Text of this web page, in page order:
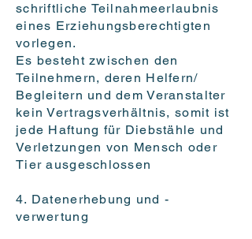
schriftliche Teilnahmeerlaubnis
eines Erziehungsberechtigten
vorlegen.
Es besteht zwischen den
Teilnehmern, deren Helfern/
Begleitern und dem Veranstalter
kein Vertragsverhältnis, somit ist
jede Haftung für Diebstähle und
Verletzungen von Mensch oder
Tier ausgeschlossen
4. Datenerhebung und -
verwertung